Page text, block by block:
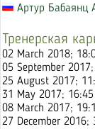
Артур Бабаянц
Тренерская
02 March 2018;
05 September
25 August 2017;
31 May 2017;
08 March 2017;
27 December 2016;